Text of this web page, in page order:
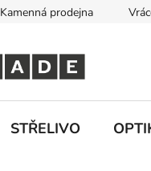
Kamenná prodejna
STŘELIVO